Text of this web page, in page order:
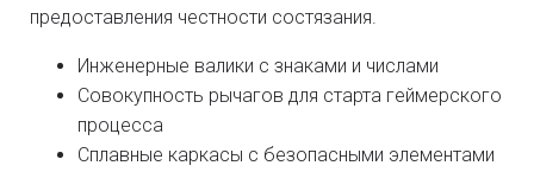
предоставления честности состязания.
Инженерные валики с знаками и числами
Совокупность рычагов для старта геймерского
процесса
Сплавные каркасы с безопасными элементами